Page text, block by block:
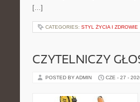
[…]
CATEGORIES: STYL ŻYCIA I ZDROWIE
CZYTELNICZY
POSTED BY ADMIN CZE - 27 -